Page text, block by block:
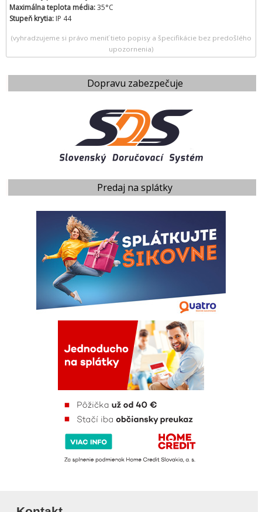
Dopravu zabezpečuje
Predaj na splátky
Maximálna teplota média:35°C
Stupeň krytia: IP 44
(vyhradzujeme si právo meniť tieto popisy a špecifikácie bez predošlého
upozornenia)